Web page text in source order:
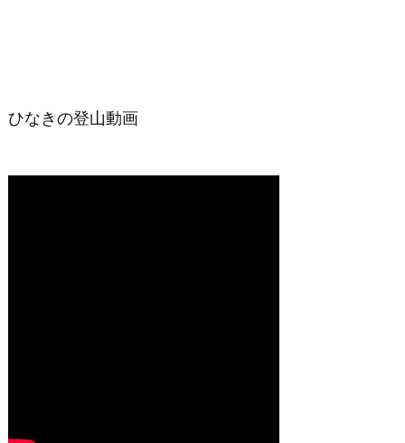
ひなきの登山動画